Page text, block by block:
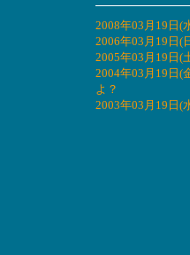
2008年03月19日(
2006年03月19日
2005年03月19日(
2004年03月19日
よ？
2003年03月19日